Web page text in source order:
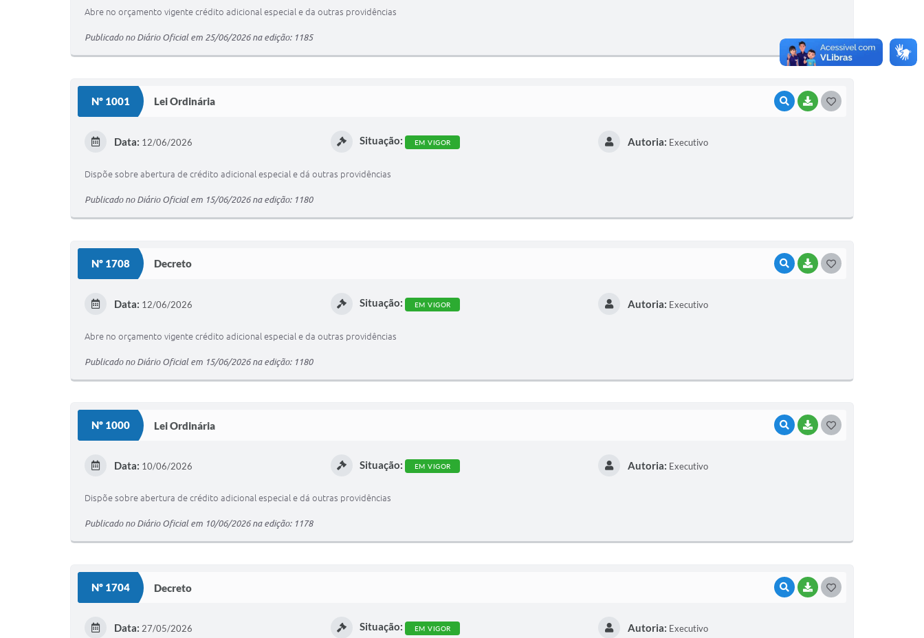
I
Abre no orçamento vigente crédito adicional especial e da outras providências
Publicado no Diário Oficial em 25/06/2026 na edição: 1185
Nº 1001 Lei Ordinária VISUALIZAR
BAIXAR
Data: 12/06/2026 Situação: EM VIGOR Autoria: Executivo
Dispõe sobre abertura de crédito adicional especial e dá outras providências
Publicado no Diário Oficial em 15/06/2026 na edição: 1180
Nº 1708 Decreto VISUALIZAR
BAIXAR
Data: 12/06/2026 Situação: EM VIGOR Autoria: Executivo
Abre no orçamento vigente crédito adicional especial e da outras providências
Publicado no Diário Oficial em 15/06/2026 na edição: 1180
Nº 1000 Lei Ordinária VISUALIZAR
BAIXAR
Data: 10/06/2026 Situação: EM VIGOR Autoria: Executivo
Dispõe sobre abertura de crédito adicional especial e dá outras providências
Publicado no Diário Oficial em 10/06/2026 na edição: 1178
Nº 1704 Decreto VISUALIZAR
BAIXAR
Data: 27/05/2026 Situação: EM VIGOR Autoria: Executivo